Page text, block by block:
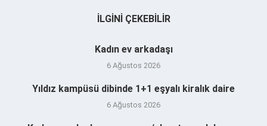
İLGINI ÇEKEBILIR
Kadın ev arkadaşı
6 Ağustos 2026
Yıldız kampüsü dibinde 1+1 eşyalı kiralık daire
6 Ağustos 2026